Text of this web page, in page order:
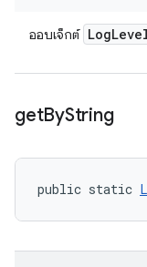
ออบเจ็กต์ Log
getByString
public static